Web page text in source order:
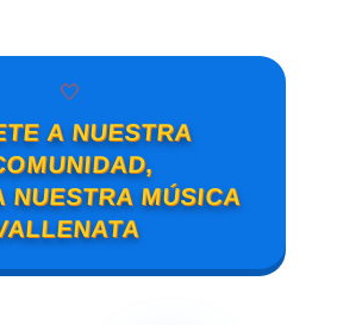
🤍
A NUESTRA
NUESTRA MÚSICA